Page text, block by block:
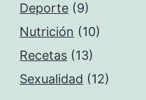
Deporte (9)
Nutrición (10)
Recetas (13)
Sexualidad (12)